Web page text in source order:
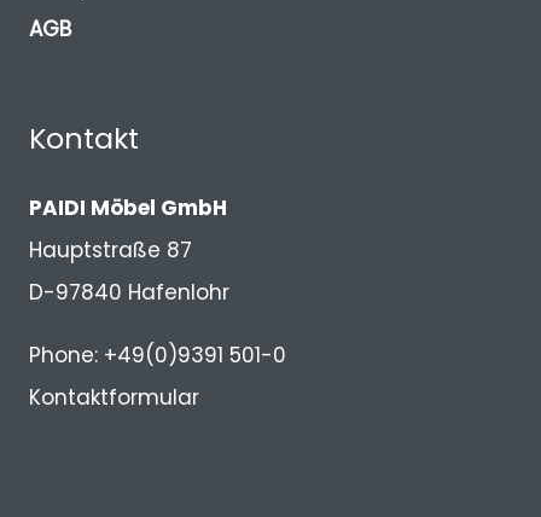
AGB
Kontakt
PAIDI Möbel GmbH
Hauptstraße 87
D-97840 Hafenlohr
Phone: +49(0)9391 501-0
Kontaktformular